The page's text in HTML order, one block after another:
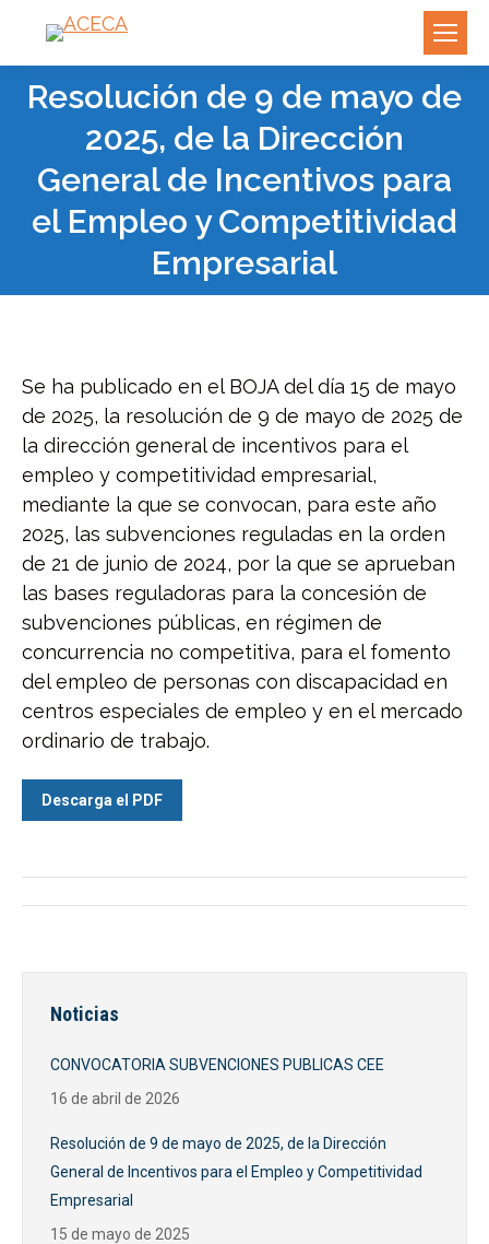
Resolución de 9 de mayo de
2025, de la Dirección
General de Incentivos para
el Empleo y Competitividad
Empresarial
Se ha publicado en el BOJA del día 15 de mayo
de 2025, la resolución de 9 de mayo de 2025 de
la dirección general de incentivos para el
empleo y competitividad empresarial,
mediante la que se convocan, para este año
2025, las subvenciones reguladas en la orden
de 21 de junio de 2024, por la que se aprueban
las bases reguladoras para la concesión de
subvenciones públicas, en régimen de
concurrencia no competitiva, para el fomento
del empleo de personas con discapacidad en
centros especiales de empleo y en el mercado
ordinario de trabajo.
Descarga el PDF
Navegación
entre
publicaciones
Noticias
CONVOCATORIA SUBVENCIONES PUBLICAS CEE
16 de abril de 2026
Resolución de 9 de mayo de 2025, de la Dirección
General de Incentivos para el Empleo y Competitividad
Empresarial
15 de mayo de 2025